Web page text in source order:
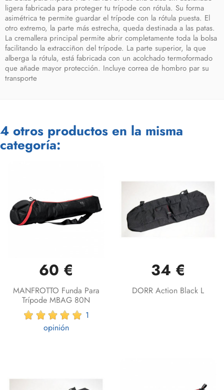
ligera fabricada para proteger tu trípode con rótula. Su forma
asimétrica te permite guardar el trípode con la rótula puesta. El
otro extremo, la parte más estrecha, queda destinada a las patas.
La cremallera principal permite abrir completamente toda la bolsa
facilitando la extracciñon del trípode. La parte superior, la que
alberga la rótula, está fabricada con un acolchado termoformado
que añade mayor protección. Incluye correa de hombro par su
transporte
4 otros productos en la misma
categoría:
60 €
MANFROTTO Funda Para
Trípode MBAG 80N
1
opinión
34 €
DORR Action Black L